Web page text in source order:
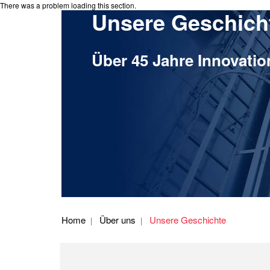
There was a problem loading this section.
Unsere
Über 45 Jahre
Home Über uns Unsere Geschichte